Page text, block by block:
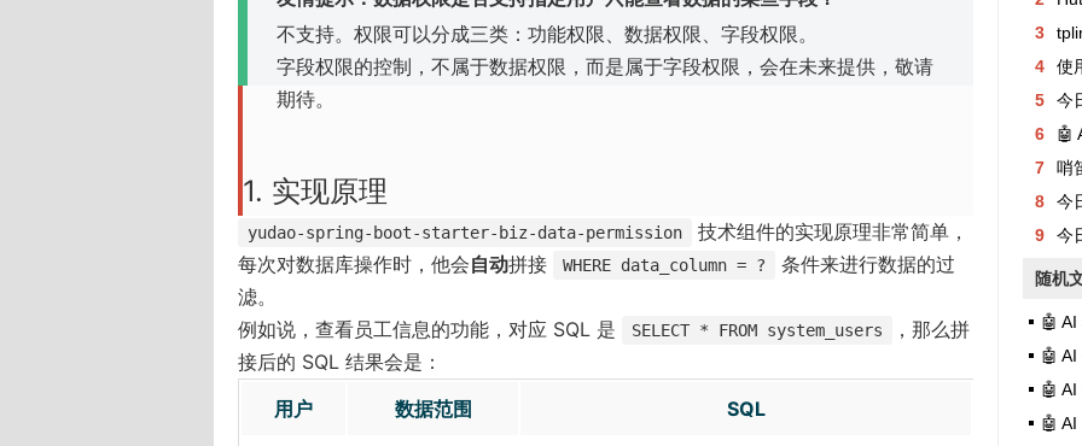
s
i
n
o
不支持。权限可以分成三类：功能权限、数据权限、字段权限。
字段权限的控制，不属于数据权限，而是属于字段权限，会在未来提供，敬请
期待。
1. 实现原理
yudao-spring-boot-starter-biz-data-permission
技术组件的实现原理非常简单，
每次对数据库操作时，他会自动拼接 WHERE data_column = ?
条件来进行数据的过
滤。
例如说，查看员工信息的功能，对应 SQL 是
SELECT * FROM system_users
，那么拼
接后的 SQL 结果会是：
用户
数据范围 SQL
3
4
使
5
今日
6
🤖
7
哨
8
今日
9
今
随机
🤖 AI
🤖
🤖
🤖